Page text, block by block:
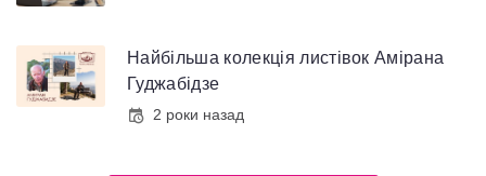
Найбільша колекція листівок Амірана
Гуджабідзе
2 роки назад